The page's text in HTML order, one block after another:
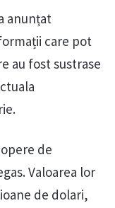
anunțat
care pot
au fost sustrase
de
Valoarea lor
de dolari,